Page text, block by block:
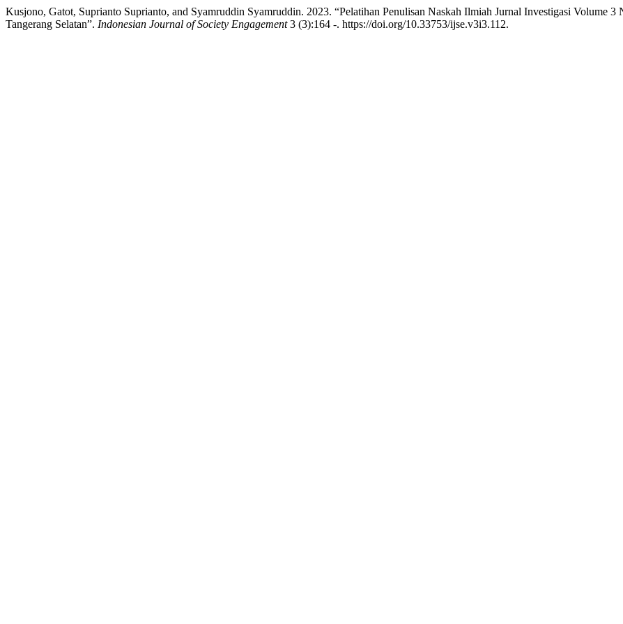
Kusjono, Gatot, Suprianto Suprianto, and Syamruddin Syamruddin. 2023. “Pelatihan Penulisan Naskah Ilmiah Jurnal Investigasi Volume
Tangerang Selatan”. Indonesian Journal of Society Engagement3 (3):164 -. https://doi.org/10.33753/ijse.v3i3.112.